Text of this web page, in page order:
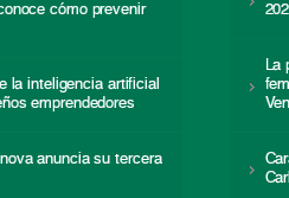
cómo prevenir
la inteligencia artificial
emprendedores
anuncia su tercera
La